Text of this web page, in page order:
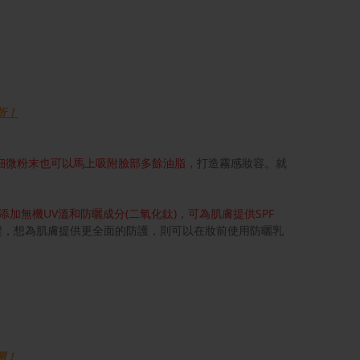
！
微粉末也可以馬上吸附臉部多餘油脂 ，打造霧感妝容。就
加無機UV溫和防曬成分(二氧化鈦) ， 可為肌膚提供SPF
想為肌膚提供更全面的防護，則可以在妝前使用防曬乳
！